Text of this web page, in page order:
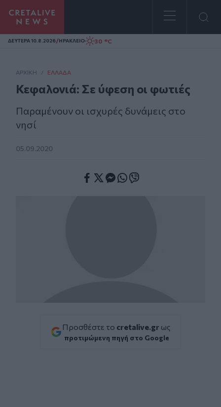
Homepage
ΔΕΥΤΕΡΑ 10.8.2026/ΗΡΑΚΛΕΙΟ 30 °C
ΑΡΧΙΚΗ / ΕΛΛΆΔΑ
Κεφαλονιά: Σε ύφεση οι φωτιές
Παραμένουν οι ισχυρές δυνάμεις στο
νησί
05.09.2020
Προσθέστε το cretalive.gr ως
προτιμώμενη πηγή στο Google